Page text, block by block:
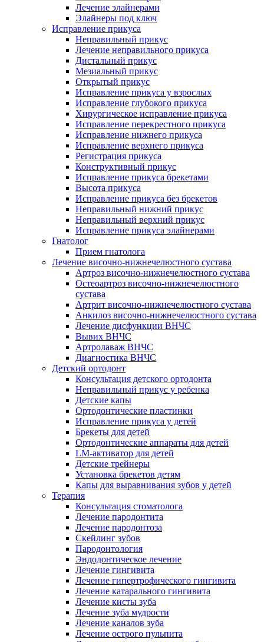
Лечение элайнерами
Элайнеры под ключ
Исправление прикуса
Неправильный прикус
Лечение неправильного прикуса
Дистальный прикус
Мезиальный прикус
Открытый прикус
Исправление прикуса у взрослых
Исправление глубокого прикуса
Хирургическое исправление прикуса
Исправление перекрестного прикуса
Исправление нижнего прикуса
Исправление верхнего прикуса
Регистрация прикуса
Конструктивный прикус
Исправление прикуса брекетами
Высота прикуса
Исправление прикуса без брекетов
Неправильный нижний прикус
Неправильный верхний прикус
Исправление прикуса элайнерами
Гнатолог
Прием гнатолога
Лечение височно-нижнечелюстного сустава
Артроз височно-нижнечелюстного сустава
Остеоартроз височно-нижнечелюстного
сустава
Артрит височно-нижнечелюстного сустава
Анкилоз височно-нижнечелюстного сустава
Лечение дисфункции ВНЧС
Вывих ВНЧС
Артролаваж ВНЧС
Диагностика ВНЧС
Детский ортодонт
Консультация детского ортодонта
Неправильный прикус у ребенка
Детские капы
Ортодонтические пластинки
Исправление прикуса у детей
Брекеты для детей
Ортодонтические аппараты для детей
LM-активатор для детей
Детские трейнеры
Установка брекетов детям
Капы для выравнивания зубов у детей
Терапия
Консультация стоматолога
Лечение пародонтита
Лечение пародонтоза
Скейлинг зубов
Пародонтология
Эндодонтическое лечение
Лечение гингивита
Лечение гипертрофического гингивита
Лечение катарального гингивита
Лечение кисты зуба
Лечение зуба мудрости
Лечение каналов зуба
Лечение острого пульпита